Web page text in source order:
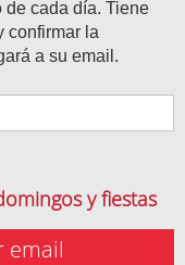
cada día. Tiene
confirmar la
a su email.
y fiestas
email